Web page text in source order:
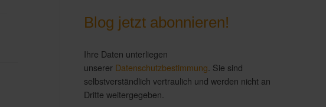
Blog jetzt abonnieren!
Ihre Daten unterliegen
unserer Datenschutzbestimmung. Sie sind
selbstverständlich vertraulich und werden nicht an
Dritte weitergegeben.